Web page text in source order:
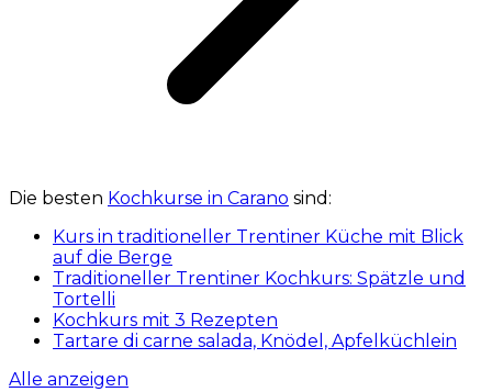
Die besten Kochkurse in Carano sind:
Kurs in traditioneller Trentiner Küche mit Blick
auf die Berge
Traditioneller Trentiner Kochkurs: Spätzle und
Tortelli
Kochkurs mit 3 Rezepten
Tartare di carne salada, Knödel, Apfelküchlein
Alle anzeigen